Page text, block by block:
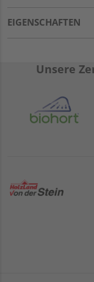
EIGENSCHAFTEN
Unsere